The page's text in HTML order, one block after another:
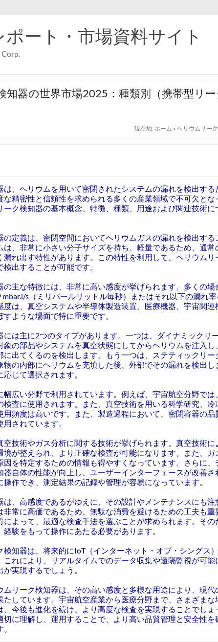
ポート・市場資料サイト
知器の世界市場2025：種類別（携帯型リ
現在地: ホーム » ヘリウムリー
は、ヘリウムを用いて密閉されたシステムの漏れを検出する
な精密性と信頼性を求められる多くの産業領域で不可欠とな
ーク検知器の基本概念、特徴、種類、用途および関連技術に
の定義は、密閉空間においてヘリウムガスの漏れを検出する
は、非常に小さい分子サイズを持ち、軽量であるため、通常
漏れ出す特性があります。この特性を利用して、ヘリウムリ
出することが可能です。
の主な特徴には、非常に高い感度が挙げられます。多くの場
s（ミリバールリットル毎秒）またはそれ以下の漏れ
度は、真空システムや半導体製造装置、医療機器、宇宙関連
ような場面で特に重要です。
は主に2つのタイプがあります。一つは、ダイナミックリ
象の部品やシステムを真空状態にしてからヘリウムを注入し
出てくるのを検出します。もう一つは、ステティックリー
物の内部にヘリウムを充填した後、外部でその漏れを検出し
じて選択されます。
幅広い分野で利用されています。例えば、宇宙航空分野では
検査に使用されます。また、真空技術を用いる科学研究、冷
用頻度は高いです。また、製造過程において、密閉容器の品
されています。
空技術やガス分析に関する技術が挙げられます。真空技術に
境が整えられ、より正確な検査が可能になります。また、ガ
因を特定するための情報も得やすくなっています。さらに、
器自体の性能が向上し、ユーザーインターフェースが改善さ
作でき、測定結果の記録や管理が容易になっています。
、高感度であるがゆえに、その設計やメンテナンスにも注
常に高価であるため、無駄な消費を避けるための工夫も重
によって、最適な検査手法を選ぶことが求められます。その
験をもって操作にあたる必要があります。
検知器は、将来的にIoT（インターネット・オブ・シングス
これにより、リアルタイムでのデータ収集や遠隔監視が可能
実現するでしょう。
ムリーク検知器は、その高い感度と多様な用途により、現代
たしています。宇宙航空産業から医療分野まで、さまざまな
、今後も進化を続け、より高度な検査を実現することでしょ
切に理解し、運用することで、より高い品質管理と安全性を